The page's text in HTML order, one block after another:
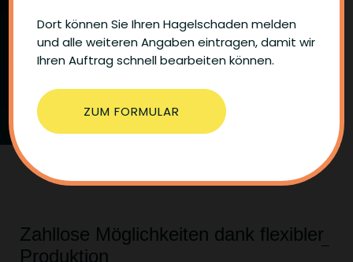
Wenn wir’s selbst machen, wissen wir, dass es
gleich mehrfach.
Zahllose Möglichkeiten dank flexibler
Produktion
Dort können Sie Ihren Hagelschaden melden
und alle weiteren Angaben eintragen, damit wir
Ihren Auftrag schnell bearbeiten können.
ZUM FORMULAR